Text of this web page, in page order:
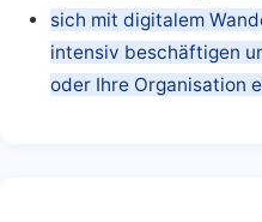
sich mit digitalem
intensiv beschäftigen
oder Ihre Organisation